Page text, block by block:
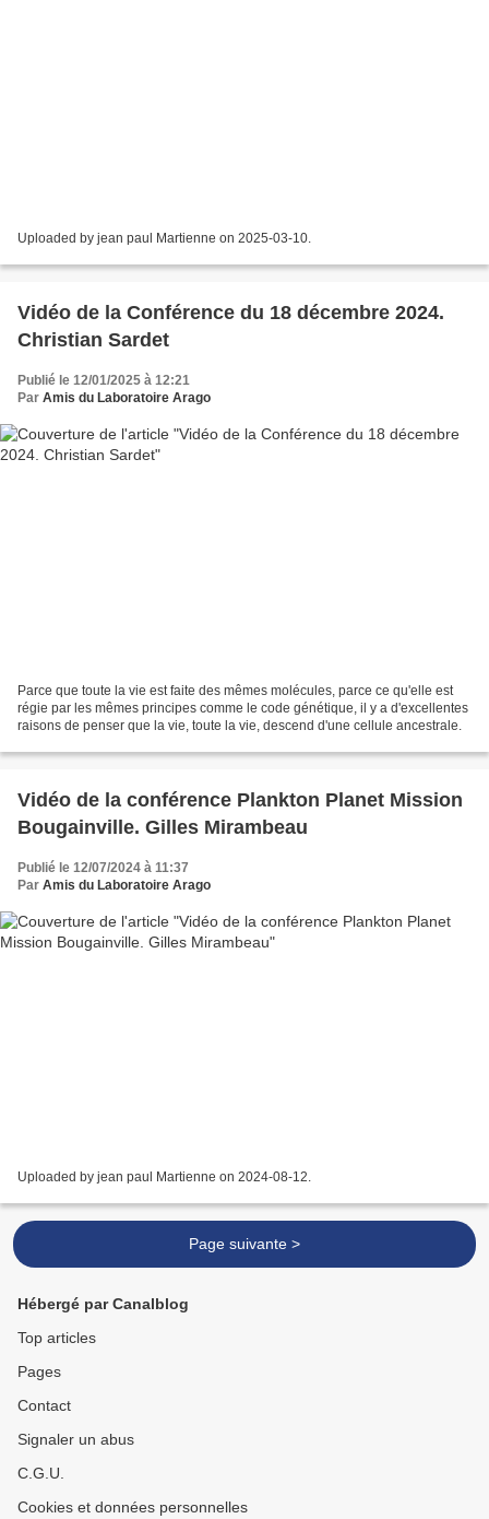
Uploaded by jean paul Martienne on 2025-03-10.
Vidéo de la Conférence du 18 décembre 2024.
Christian Sardet
Publié le 12/01/2025 à 12:21
Par Amis du Laboratoire Arago
Parce que toute la vie est faite des mêmes molécules, parce ce qu'elle est
régie par les mêmes principes comme le code génétique, il y a d'excellentes
raisons de penser que la vie, toute la vie, descend d'une cellule ancestrale.
Vidéo de la conférence Plankton Planet Mission
Bougainville. Gilles Mirambeau
Publié le 12/07/2024 à 11:37
Par Amis du Laboratoire Arago
Uploaded by jean paul Martienne on 2024-08-12.
Page suivante >
Hébergé par Canalblog
Top articles
Pages
Contact
Signaler un abus
C.G.U.
Cookies et données personnelles